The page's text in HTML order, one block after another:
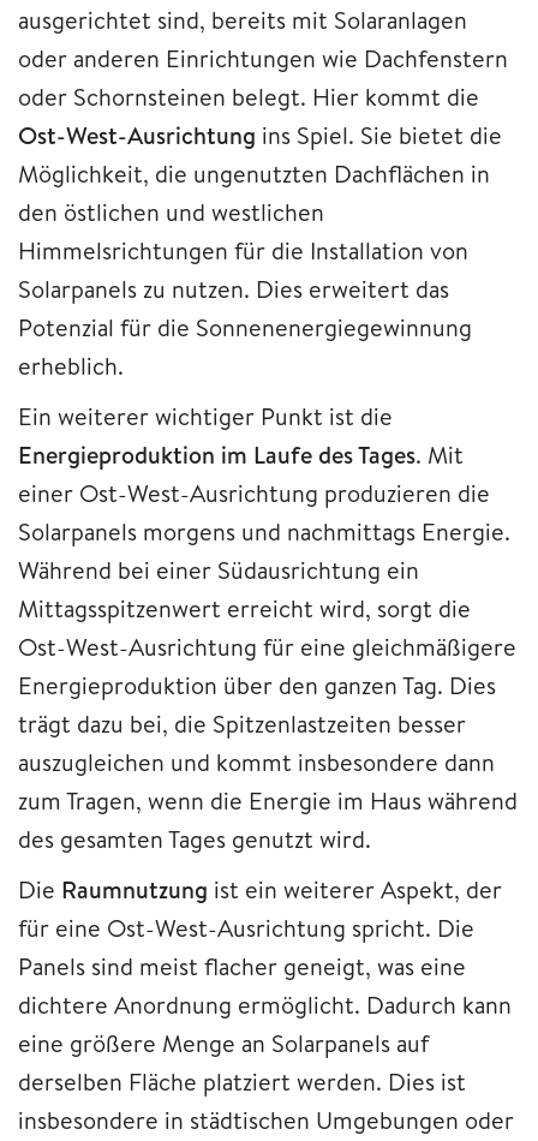
ausgerichtet sind, bereits mit Solaranlagen
oder anderen Einrichtungen wie Dachfenstern
oder Schornsteinen belegt. Hier kommt die
Ost-West-Ausrichtung ins Spiel. Sie bietet die
Möglichkeit, die ungenutzten Dachflächen in
den östlichen und westlichen
Himmelsrichtungen für die Installation von
Solarpanels zu nutzen. Dies erweitert das
Potenzial für die Sonnenenergiegewinnung
erheblich.
Ein weiterer wichtiger Punkt ist die
Energieproduktion im Laufe des Tages. Mit
einer Ost-West-Ausrichtung produzieren die
Solarpanels morgens und nachmittags Energie.
Während bei einer Südausrichtung ein
Mittagsspitzenwert erreicht wird, sorgt die
Ost-West-Ausrichtung für eine gleichmäßigere
Energieproduktion über den ganzen Tag. Dies
trägt dazu bei, die Spitzenlastzeiten besser
auszugleichen und kommt insbesondere dann
zum Tragen, wenn die Energie im Haus während
des gesamten Tages genutzt wird.
Die Raumnutzung ist ein weiterer Aspekt, der
für eine Ost-West-Ausrichtung spricht. Die
Panels sind meist flacher geneigt, was eine
dichtere Anordnung ermöglicht. Dadurch kann
eine größere Menge an Solarpanels auf
derselben Fläche platziert werden. Dies ist
insbesondere in städtischen Umgebungen oder